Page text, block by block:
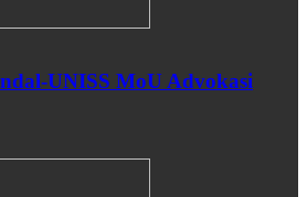
UNISS MoU Advokasi